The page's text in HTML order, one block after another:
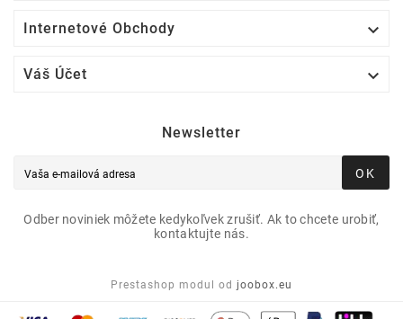
Internetové Obchody 
Váš Účet 
Newsletter
OK
Odber noviniek môžete kedykoľvek zrušiť. Ak to chcete urobiť,
kontaktujte nás.
Prestashop modul od joobox.eu